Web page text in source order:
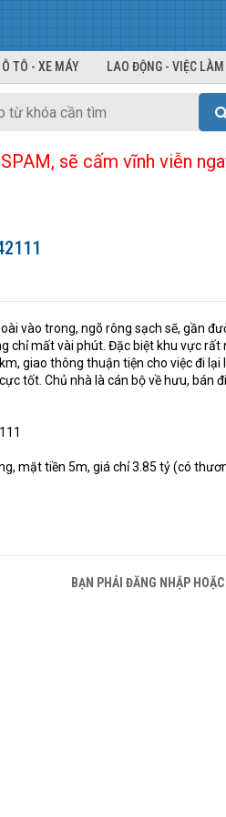
Ô TÔ - XE MÁY LAO ĐỘNG - VIỆC LÀM
sẽ cấm vĩnh viễn
vào trong, ngõ rông sạch sẽ, gần
chỉ mất vài phút. Đặc biệt khu vực rất
giao thông thuận tiện cho việc đi lại
tốt. Chủ nhà là cán bộ về hưu, bán
mặt tiền 5m, giá chỉ 3.85 tỷ (có
BẠN PHẢI ĐĂNG NHẬP